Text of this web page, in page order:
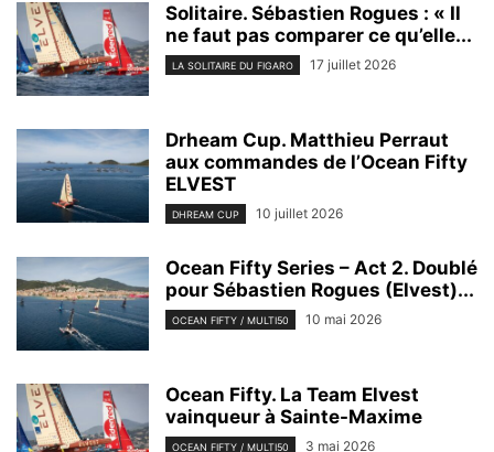
Solitaire. Sébastien Rogues : « Il
ne faut pas comparer ce qu’elle...
LA SOLITAIRE DU FIGARO 17 juillet 2026
Drheam Cup. Matthieu Perraut
aux commandes de l’Ocean Fifty
ELVEST
DHREAM CUP 10 juillet 2026
Ocean Fifty Series – Act 2. Doublé
pour Sébastien Rogues (Elvest)...
OCEAN FIFTY / MULTI50 10 mai 2026
Ocean Fifty. La Team Elvest
vainqueur à Sainte-Maxime
OCEAN FIFTY / MULTI50 3 mai 2026